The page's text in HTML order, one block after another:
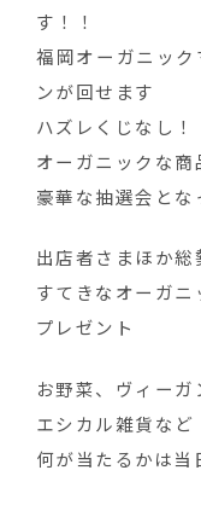
す！！
福岡オーガニッ
ンが回せます
ハズレくじなし！
オーガニックな商
豪華な抽選会とな
出店者さまほか総
すてきなオーガニ
プレゼント
お野菜、ヴィーガ
エシカル雑貨など
何が当たるかは